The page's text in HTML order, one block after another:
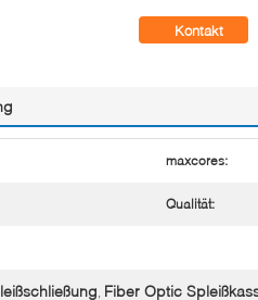
Kontakt
maxcores:
Qualität:
, Fiber Optic